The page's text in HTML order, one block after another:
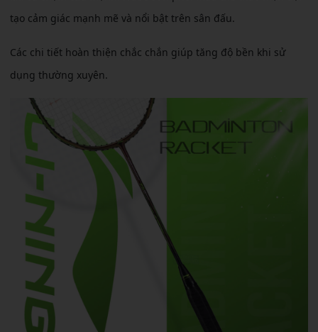
tạo cảm giác mạnh mẽ và nổi bật trên sân đấu.
Các chi tiết hoàn thiện chắc chắn giúp tăng độ bền khi sử
dụng thường xuyên.